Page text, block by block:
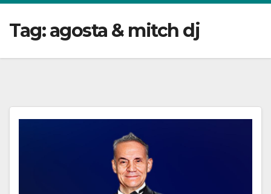
Tag:agosta & mitch dj